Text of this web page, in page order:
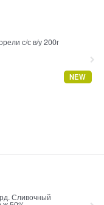
с/с в/у 200г
NEW
Сливочный